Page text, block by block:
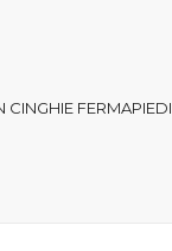
FERMAPIEDI